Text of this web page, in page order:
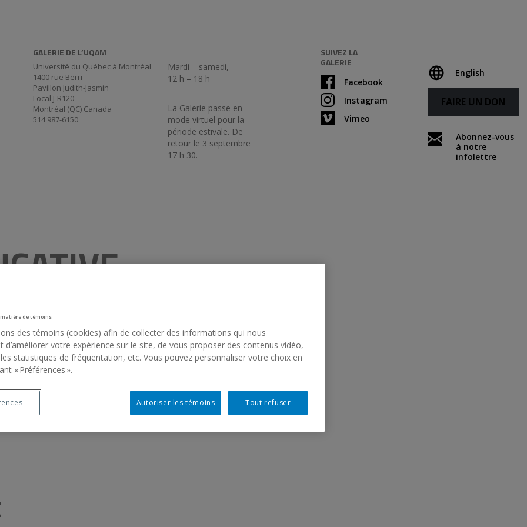
GALERIE DE L’UQAM
Université du Québec à Montréal
1400 rue Berri
Pavillon Judith-Jasmin
Local J-R120
Montréal (QC) Canada
514 987-6150
Mardi – samedi,
12 h – 18 h
La Galerie passe en
mode virtuel pour la
période estivale. De
retour le 3 septembre
17 h 30.
SUIVEZ LA
GALERIE
Facebook
Instagram
Vimeo
English
FAIRE UN DON
Abonnez-vous
à notre
infolettre
DIVERSES VOIES D’ACCÈS À L’ART ACTUEL.
matière de témoins
des témoins (cookies) afin de collecter des informations qui nous
d’améliorer votre expérience sur le site, de vous proposer des contenus vidéo,
les statistiques de fréquentation, etc. Vous pouvez personnaliser votre choix en
« Préférences ».
Tout refuser
Autoriser les témoins